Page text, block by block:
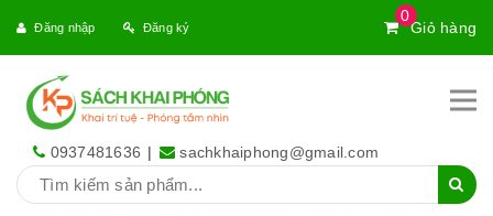
0
Giỏ hàng
Đăng nhập Đăng ký
0937481636 | sachkhaiphong@gmail.com